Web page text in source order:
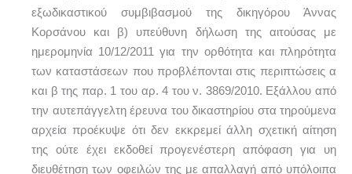
εξωδικαστικού συμβιβασμού της δικηγόρου Άννας
Κορσάνου και β) υπεύθυνη δήλωση της αιτούσας με
ημερομηνία 10/12/2011 για την ορθότητα και πληρότητα
των καταστάσεων που προβλέπονται στις περιπτώσεις α
και β της παρ. 1 του αρ. 4 του ν. 3869/2010. Εξάλλου από
την αυτεπάγγελτη έρευνα του δικαστηρίου στα τηρούμενα
αρχεία προέκυψε ότι δεν εκκρεμεί άλλη σχετική αίτηση
της ούτε έχει εκδοθεί προγενέστερη απόφαση για υη
διευθέτηση των οφειλών της με απαλλαγή από υπόλοιπα